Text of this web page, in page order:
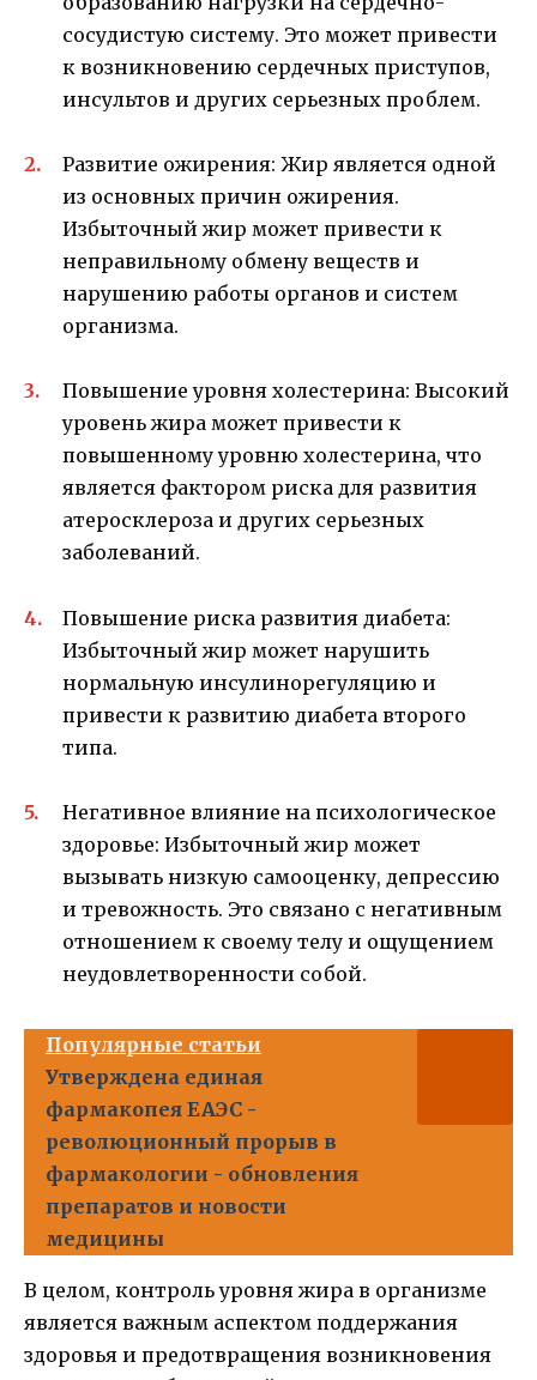
сосудистую систему. Это может привести
к возникновению сердечных приступов,
инсультов и других серьезных проблем.
Развитие ожирения: Жир является одной
из основных причин ожирения.
Избыточный жир может привести к
неправильному обмену веществ и
нарушению работы органов и систем
организма.
Повышение уровня холестерина: Высокий
уровень жира может привести к
повышенному уровню холестерина, что
является фактором риска для развития
атеросклероза и других серьезных
заболеваний.
Повышение риска развития диабета:
Избыточный жир может нарушить
нормальную инсулинорегуляцию и
привести к развитию диабета второго
типа.
Негативное влияние на психологическое
здоровье: Избыточный жир может
вызывать низкую самооценку, депрессию
и тревожность. Это связано с негативным
отношением к своему телу и ощущением
неудовлетворенности собой.
Популярные статьи
Утверждена единая
фармакопея ЕАЭС -
революционный прорыв в
фармакологии - обновления
препаратов и новости
медицины
В целом, контроль уровня жира в организме
является важным аспектом поддержания
здоровья и предотвращения возникновения